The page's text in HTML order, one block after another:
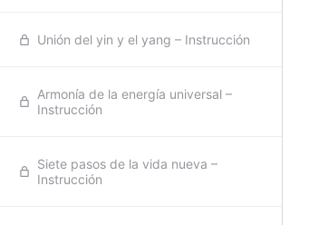
Unión del yin y el yang – Instrucción
Armonía de la energía universal –
Instrucción
Siete pasos de la vida nueva –
Instrucción